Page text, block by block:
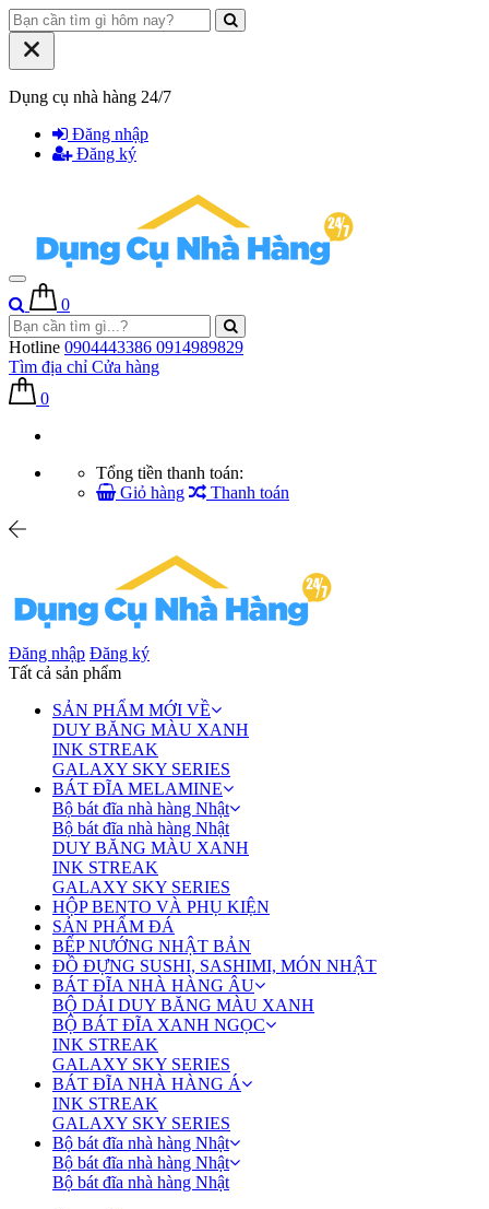
Dụng cụ nhà hàng 24/7
Đăng nhập
Đăng ký
0
Hotline 0904443386 0914989829
Tìm địa chỉ Cửa hàng
0
Tổng tiền thanh toán:
Giỏ hàng
Thanh toán
Đăng nhập Đăng ký
Tất cả sản phẩm
SẢN PHẨM MỚI VỀ
DUY BĂNG MÀU XANH
INK STREAK
GALAXY SKY SERIES
BÁT ĐĨA MELAMINE
Bộ bát đĩa nhà hàng Nhật
Bộ bát đĩa nhà hàng Nhật
DUY BĂNG MÀU XANH
INK STREAK
GALAXY SKY SERIES
HỘP BENTO VÀ PHỤ KIỆN
SẢN PHẨM ĐÁ
BẾP NƯỚNG NHẬT BẢN
ĐỒ ĐỰNG SUSHI, SASHIMI, MÓN NHẬT
BÁT ĐĨA NHÀ HÀNG ÂU
BỘ DẢI DUY BĂNG MÀU XANH
BỘ BÁT ĐĨA XANH NGỌC
INK STREAK
GALAXY SKY SERIES
BÁT ĐĨA NHÀ HÀNG Á
INK STREAK
GALAXY SKY SERIES
Bộ bát đĩa nhà hàng Nhật
Bộ bát đĩa nhà hàng Nhật
Bộ bát đĩa nhà hàng Nhật